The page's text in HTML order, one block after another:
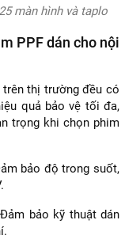
màn hình và taplo
PPF dán cho nội
thị trường đều có
quả bảo vệ tối đa,
trọng khi chọn phim
bảo độ trong suốt,
bảo kỹ thuật dán